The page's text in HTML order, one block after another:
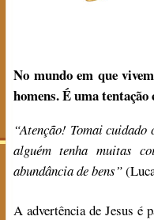
No mundo em que
homens. É uma
“Atenção! Tomai cuidado
alguém tenha muitas
abundância de bens”
A advertência de Jesus é